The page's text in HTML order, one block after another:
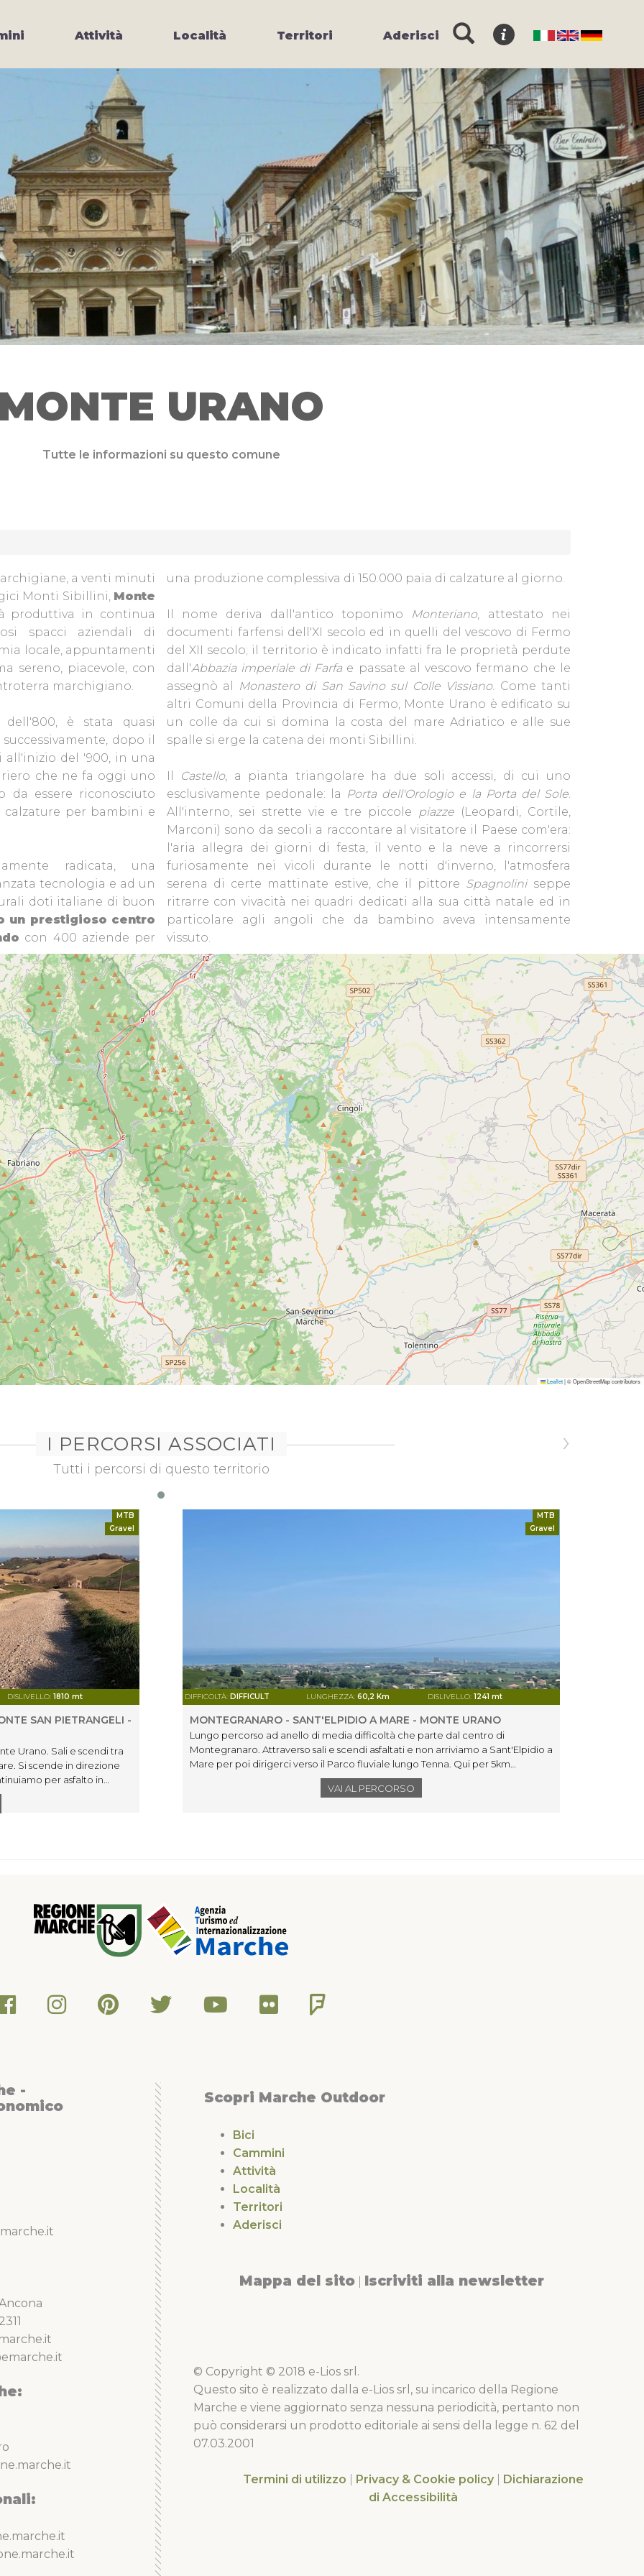
Attività Località Territori Aderisci
URANO
Tutte le informazioni su questo comune
a venti minuti
Monti Sibillini, Monte
produttiva in continua
spacci aziendali di
locale, appuntamenti
sereno, piacevole, con
marchigiano.
è stata quasi
dopo il
all'inizio del '900, in una
che ne fa oggi uno
essere riconosciuto
per bambini e
radicata, una
tecnologia e ad un
doti italiane di buon
un prestigioso centro
con 400 aziende per
una produzione complessiva di 150.000 paia di calzature al giorno.
Il nome deriva dall'antico toponimo Monteriano, attestato nei
documenti farfensi dell'XI secolo ed in quelli del vescovo di Fermo
del XII secolo; il territorio è indicato infatti fra le proprietà perdute
dall'Abbazia imperiale di Farfa e passate al vescovo fermano che le
assegnò al
Monastero di San Savino sul Colle Vìssiano. Come tanti
altri Comuni della Provincia di Fermo, Monte Urano è edificato su
un colle da cui si domina la costa del mare Adriatico e alle sue
spalle si erge la catena dei monti Sibillini.
Il Castello, a pianta triangolare ha due soli accessi, di cui uno
esclusivamente pedonale: la Porta dell'Orologio e la Porta del Sole.
All'interno, sei strette vie e tre piccole piazze (Leopardi, Cortile,
Marconi) sono da secoli a raccontare al visitatore il Paese com'era:
l'aria allegra dei giorni di festa, il vento e la neve a rincorrersi
furiosamente nei vicoli durante le notti d'inverno, l'atmosfera
serena di certe mattinate estive, che il pittore Spagnoliniseppe
ritrarre con vivacità nei quadri dedicati alla sua città natale ed in
particolare agli angoli che da bambino aveva intensamente
vissuto.
Leaflet|© OpenStreetMap contributors
I PERCORSI ASSOCIATI
Tutti i percorsi di questo territorio
MTB
Gravel
DISLIVELLO:1810 mt
SAN PIETRANGELI -
Urano. Sali e scendi tra
Si scende in direzione
per asfalto in
arrivare al punto di
MTB
Gravel
DIFFICOLTÀ: DIFFICULT LUNGHEZZA:60,2 Km DISLIVELLO:1241 mt
MONTEGRANARO - SANT'ELPIDIO A MARE - MONTE URANO
Lungo percorso ad anello di media difficoltà che parte dal centro di
Montegranaro. Attraverso sali e scendi asfaltati e non arriviamo a Sant'Elpidio a
Mare per poi dirigerci verso il Parco fluviale lungo Tenna. Qui per 5km
costeggiamo il fiume per poi dirigerci verso Monte Urano. Passando fuori dal
paese andiamo verso il centro di Sant'Elpidio a Mare, a seguire il centro di
VAI AL PERCORSO
›
-
Scopri Marche Outdoor
Bici
Cammini
Attività
Località
Territori
Aderisci
Mappa del sito Iscriviti alla newsletter
© Copyright © 2018 e-Lios srl.
Questo sito è realizzato dalla e-Lios srl, su incarico della Regione
Marche e viene aggiornato senza nessuna periodicità, pertanto non
può considerarsi un prodotto editoriale ai sensi della legge n. 62 del
07.03.2001
Termini di utilizzo Privacy & Cookie policy
Dichiarazione
di Accessibilità